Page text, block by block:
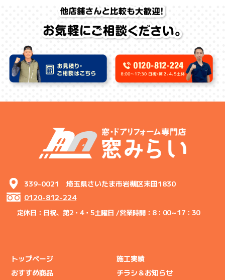
339-0021 埼玉県さいたま市岩槻区末田1830
0120-812-224
定休日：日祝、第2・4・5土曜日 /営業時間：8：00～17：30
トップページ
おすすめ商品
施工実績
チラシ＆お知らせ